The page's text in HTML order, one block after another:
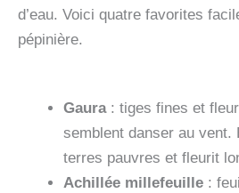
d’eau. Voici quatre favorites
pépinière.
Gaura: tiges fines et
semblent danser au vent.
terres pauvres et fleurit
Achillée millefeuille :